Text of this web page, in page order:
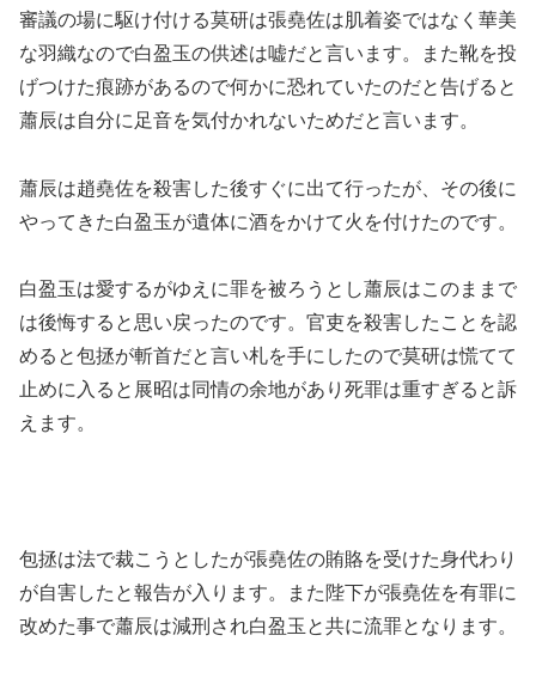
審議の場に駆け付ける莫研は張堯佐は肌着姿ではなく華美
な羽織なので白盈玉の供述は嘘だと言います。また靴を投
げつけた痕跡があるので何かに恐れていたのだと告げると
蕭辰は自分に足音を気付かれないためだと言います。
蕭辰は趙堯佐を殺害した後すぐに出て行ったが、その後に
やってきた白盈玉が遺体に酒をかけて火を付けたのです。
白盈玉は愛するがゆえに罪を被ろうとし蕭辰はこのままで
は後悔すると思い戻ったのです。官吏を殺害したことを認
めると包拯が斬首だと言い札を手にしたので莫研は慌てて
止めに入ると展昭は同情の余地があり死罪は重すぎると訴
えます。
包拯は法で裁こうとしたが張堯佐の賄賂を受けた身代わり
が自害したと報告が入ります。また陛下が張堯佐を有罪に
改めた事で蕭辰は減刑され白盈玉と共に流罪となります。